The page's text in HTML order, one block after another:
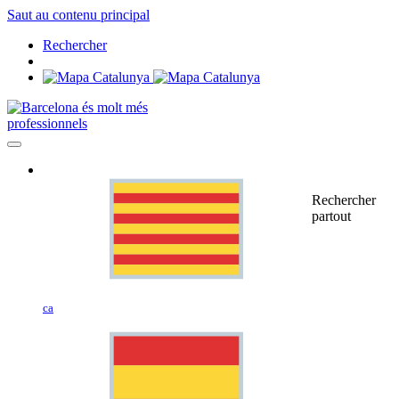
Saut au contenu principal
Rechercher
professionnels
ca
Rechercher
partout